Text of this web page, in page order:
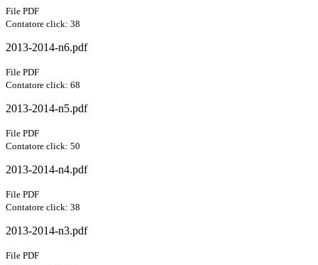
File PDF
Contatore click: 38
2013-2014-n6.pdf
File PDF
Contatore click: 68
2013-2014-n5.pdf
File PDF
Contatore click: 50
2013-2014-n4.pdf
File PDF
Contatore click: 38
2013-2014-n3.pdf
File PDF